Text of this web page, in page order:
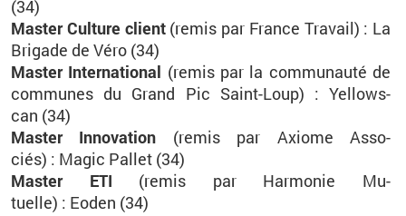
(34)
Mas­ter Culture client (remis par France Tra­vail) : La
Bri­gade de Véro (34)
Mas­ter In­ter­na­tio­nal (remis par la com­mu­nauté de
com­munes du Grand Pic Saint-Loup) : Yel­lows­
can (34)
Mas­ter In­no­va­tion
(remis par Axiome As­so­
ciés) : Magic Pal­let (34)
Mas­ter ETI (remis parHar­mo­nie Mu­
tuelle) : Eoden (34)